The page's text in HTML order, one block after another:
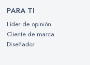
PARA TI
Líder de opinión
Cliente de marca
Diseñador